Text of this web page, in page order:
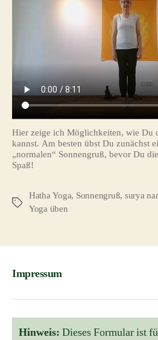
Hier zeige ich Möglichkeiten, wie Du
kannst. Am besten übst Du zunächst
„normalen“ Sonnengruß, bevor Du
Spaß!
Schlagwörter
Hatha Yoga, Sonnengruß, surya
Yoga üben
Impressum
Hinweis: Dieses Formular ist